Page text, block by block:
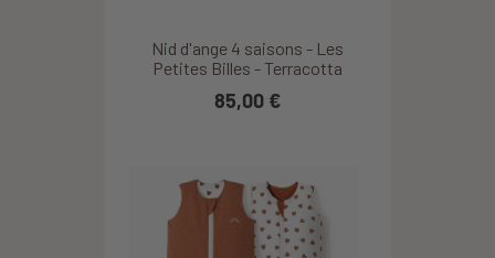
Nid d'ange 4 saisons - Les
Petites Billes - Terracotta
85,00 €